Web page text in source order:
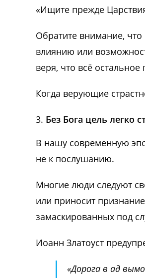
«Ищите прежде
Обратите внимание,
влиянию или
веря, что всё остальное
Когда верующие
Без Бога цель легко
В нашу современную
не к послушанию.
Многие люди следуют
или приносит
замаскированных под
Иоанн Златоуст
«Дорога в ад